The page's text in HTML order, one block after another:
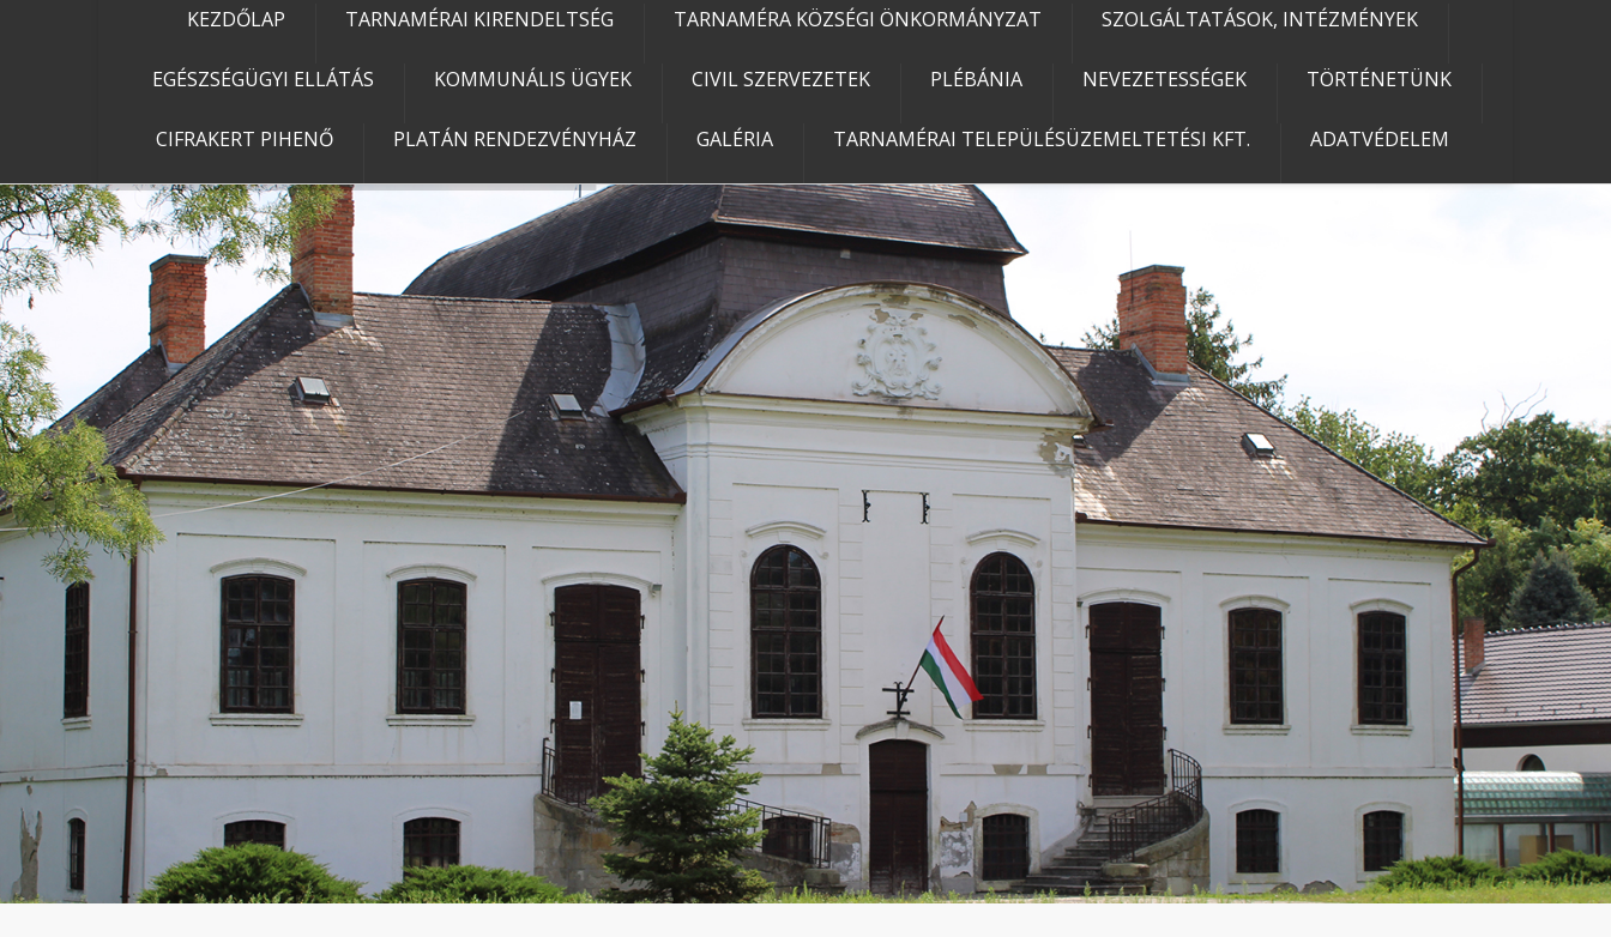
KEZDŐLAP TARNAMÉRAI KIRENDELTSÉG TARNAMÉRA KÖZSÉGI ÖNKORMÁNYZAT SZOLGÁLTATÁSOK, INTÉZMÉNYEK
EGÉSZSÉGÜGYI ELLÁTÁS KOMMUNÁLIS ÜGYEK CIVIL SZERVEZETEK PLÉBÁNIA NEVEZETESSÉGEK TÖRTÉNETÜNK
CIFRAKERT PIHENŐ PLATÁN RENDEZVÉNYHÁZ GALÉRIA TARNAMÉRAI TELEPÜLÉSÜZEMELTETÉSI KFT. ADATVÉDELEM